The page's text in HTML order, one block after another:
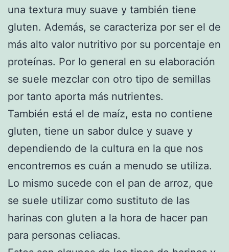
una textura muy suave y también tiene
gluten. Además, se caracteriza por ser el de
más alto valor nutritivo por su porcentaje en
proteínas. Por lo general en su elaboración
se suele mezclar con otro tipo de semillas
por tanto aporta más nutrientes.
También está el de maíz, esta no contiene
gluten, tiene un sabor dulce y suave y
dependiendo de la cultura en la que nos
encontremos es cuán a menudo se utiliza.
Lo mismo sucede con el pan de arroz, que
se suele utilizar como sustituto de las
harinas con gluten a la hora de hacer pan
para personas celiacas.